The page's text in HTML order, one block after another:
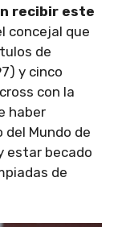
recibir este
concejal que
de
y cinco
con la
haber
Mundo de
estar becado
de